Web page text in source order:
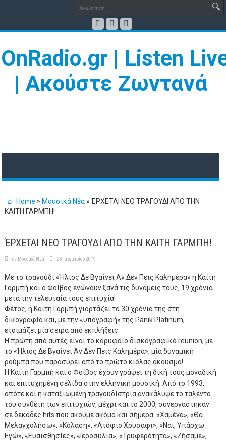
Home » Μουσικά Νέα » ΈΡΧΕΤΑΙ ΝΕΟ ΤΡΑΓΟΥΔΙ ΑΠΟ ΤΗΝ
ΚΑΙΤΗ ΓΑΡΜΠΗ!
ΈΡΧΕΤΑΙ ΝΕΟ ΤΡΑΓΟΥΔΙ ΑΠΟ ΤΗΝ ΚΑΙΤΗ ΓΑΡΜΠΗ!
σε Μουσικά Νέα 28 Ιανουαρίου 2019
Με το τραγούδι «Ήλιος Δε Βγαίνει Αν Δεν Πεις Καλημέρα» η Καίτη
Γαρμπή και ο Φοίβος ενώνουν ξανά τις δυνάμεις τους, 19 χρόνια
μετά την τελευταία τους επιτυχία!
Φέτος, η Καίτη Γαρμπή γιορτάζει τα 30 χρόνια της στη
δικογραφία και, με την «υπογραφή» της Panik Platinum,
ετοιμάζει μία σειρά από εκπλήξεις.
Η πρώτη από αυτές είναι το κορυφαίο δισκογραφικό reunion, με
το «Ήλιος Δε Βγαίνει Αν Δεν Πεις Καλημέρα», μία δυναμική
ρούμπα που παρασύρει από το πρώτο κιόλας άκουσμα!
Η Καίτη Γαρμπή και ο Φοίβος έχουν γράψει τη δική τους μοναδική
και επιτυχημένη σελίδα στην ελληνική μουσική. Από το 1993,
οπότε και η καταξιωμένη τραγουδίστρια ανακάλυψε το ταλέντο
του συνθέτη των επιτυχιών, μέχρι και το 2000, συνεργάστηκαν
σε δεκάδες hits που ακούμε ακόμα και σήμερα. «Χαμένα», «Θα
Μελαγχολήσω», «Κόλαση», «Ατόφιο Χρυσάφι», «Ναι, Υπάρχω
Εγώ», «Ευαισθησίες», «Ιεροσυλία», «Τρυφερότητα», «Ζήσαμε»,